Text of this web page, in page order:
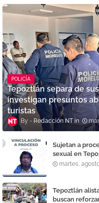
POLICÍA
Tepoztlán separa de
investigan presuntos
turistas
Redacción NT
Sujetan a
sexual en
martes,
Tepoztlán
buscan